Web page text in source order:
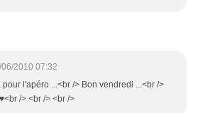
2010 07:32
l'apéro ...<br /> Bon vendredi ...<br />
/> <br /> <br />